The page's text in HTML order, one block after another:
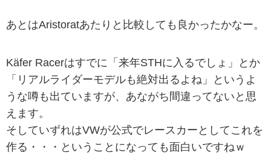
あとはAristoratあたりと比較しても良かったかなー。
Käfer Racerはすでに「来年STHに入るでしょ」とか
「リアルライダーモデルも絶対出るよね」というよ
うな噂も出ていますが、あながち間違ってないと思
えます。
そしていずれはVWが公式でレースカーとしてこれを
作る・・・ということになっても面白いですねｗ